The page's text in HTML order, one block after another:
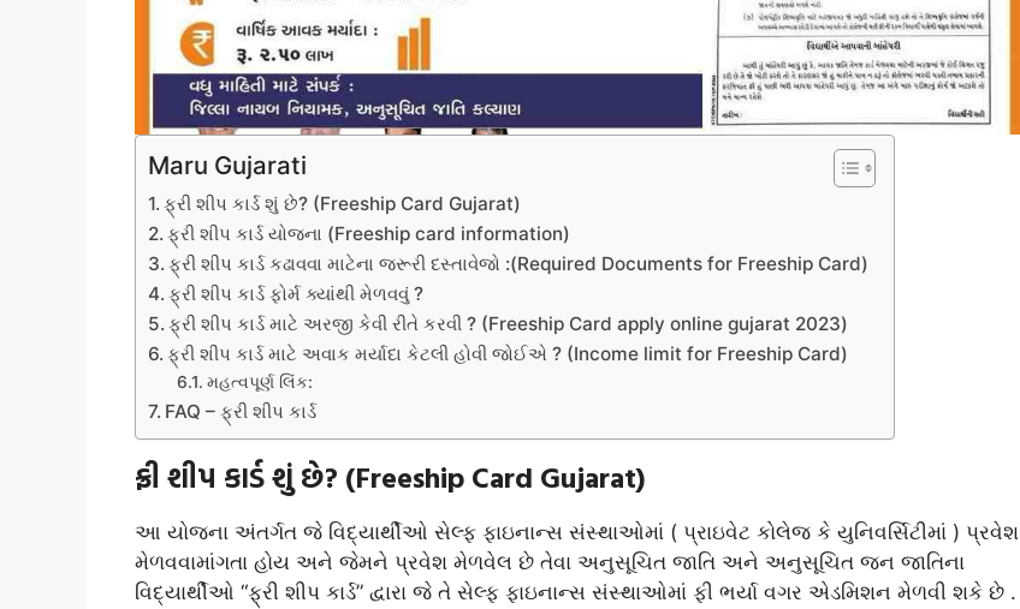
Maru Gujarati
ફ્રી શીપ કાર્ડ શું છે? (Freeship Card Gujarat)
ફ્રી શીપ કાર્ડ યોજના (Freeship card information)
ફ્રી શીપ કાર્ડ કઢાવવા માટેના જરૂરી દસ્તાવેજો :(Required Documents for Freeship Card)
ફ્રી શીપ કાર્ડ ફોર્મ ક્યાંથી મેળવવું ?
ફ્રી શીપ કાર્ડ માટે અરજી કેવી રીતે કરવી ? (Freeship Card apply online gujarat 2023)
ફ્રી શીપ કાર્ડ માટે અવાક મર્યાદા કેટલી હોવી જોઈએ ? (Income limit for Freeship Card)
મહત્વપૂર્ણ લિંક:
FAQ – ફ્રી શીપ કાર્ડ
ફ્રી શીપ કાર્ડ શું છે? (Freeship Card Gujarat)
આ યોજના અંતર્ગત જે વિદ્યાર્થીઓ સેલ્ફ ફાઇનાન્સ સંસ્થાઓમાં ( પ્રાઇવેટ કોલેજ કે યુનિવર્સિટીમાં ) પ્રવેશ
મેળવવામાંગતા હોય અને જેમને પ્રવેશ મેળવેલ છે તેવા અનુસૂચિત જાતિ અને અનુસૂચિત જન જાતિના
વિદ્યાર્થીઓ “ફ્રી શીપ કાર્ડ” દ્વારા જે તે સેલ્ફ ફાઇનાન્સ સંસ્થાઓમાં ફી ભર્યા વગર એડમિશન મેળવી શકે છે .